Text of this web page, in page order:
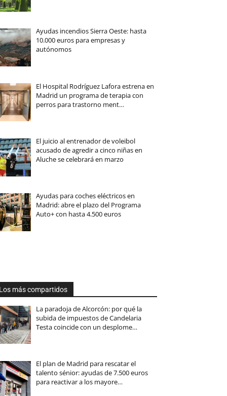
Ayudas incendios Sierra Oeste: hasta
10.000 euros para empresas y
autónomos
El Hospital Rodríguez Lafora estrena en
Madrid un programa de terapia con
perros para trastorno ment…
El juicio al entrenador de voleibol
acusado de agredir a cinco niñas en
Aluche se celebrará en marzo
Ayudas para coches eléctricos en
Madrid: abre el plazo del Programa
Auto+ con hasta 4.500 euros
más compartidos
La paradoja de Alcorcón: por qué la
subida de impuestos de Candelaria
Testa coincide con un desplome…
El plan de Madrid para rescatar el
talento sénior: ayudas de 7.500 euros
para reactivar a los mayore…